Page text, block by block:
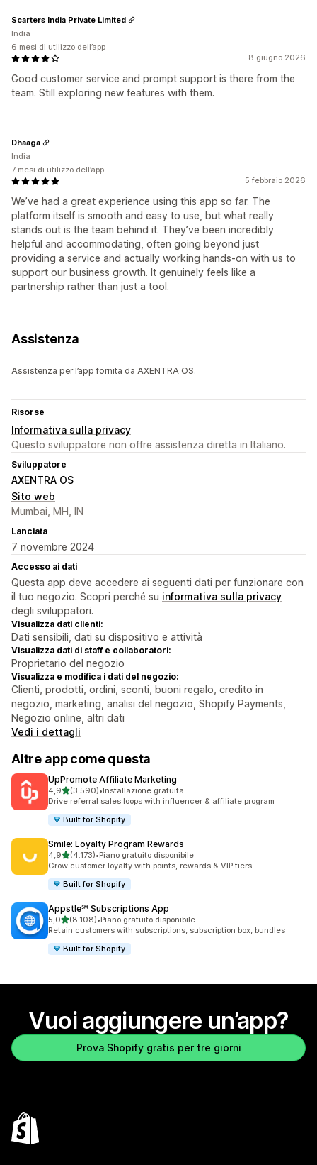
8 giugno 2026
Good customer service and prompt support is there from the
team. Still exploring new features with them.
Scarters India Private Limited
India
6 mesi di utilizzo dell’app
5 febbraio 2026
We’ve had a great experience using this app so far. The
platform itself is smooth and easy to use, but what really
stands out is the team behind it. They’ve been incredibly
helpful and accommodating, often going beyond just
providing a service and actually working hands-on with us to
support our business growth. It genuinely feels like a
partnership rather than just a tool.
Dhaaga
India
7 mesi di utilizzo dell’app
Assistenza
Assistenza per l’app fornita da AXENTRA OS.
Risorse
Informativa sulla privacy
Questo sviluppatore non offre assistenza diretta in Italiano.
Sviluppatore
AXENTRA OS
Sito web
Mumbai, MH, IN
Lanciata
7 novembre 2024
Accesso ai dati
Questa app deve accedere ai seguenti dati per funzionare con
il tuo negozio. Scopri perché su informativa sulla privacy
degli sviluppatori.
Visualizza dati clienti:
Dati sensibili, dati su dispositivo e attività
Visualizza dati di staff e collaboratori:
Proprietario del negozio
Visualizza e modifica i dati del negozio:
Clienti, prodotti, ordini, sconti, buoni regalo, credito in
negozio, marketing, analisi del negozio, Shopify Payments,
Negozio online, altri dati
Vedi i dettagli
Altre app come questa
UpPromote Affiliate Marketing
4,9stelle su 5
(3.590)
3590 recensioni totali
•Installazione gratuita
Drive referral sales loops with influencer & affiliate program
Built for Shopify
Smile: Loyalty Program Rewards
4,9stelle su 5
(4.173)
4173 recensioni totali
•Piano gratuito disponibile
Grow customer loyalty with points, rewards & VIP tiers
Built for Shopify
Appstle℠ Subscriptions App
5,0stelle su 5
(8.108)
8108 recensioni totali
•Piano gratuito disponibile
Retain customers with subscriptions, subscription box, bundles
Built for Shopify
Vuoi aggiungere un’app?
Prova Shopify gratis per tre giorni